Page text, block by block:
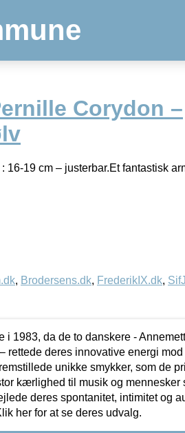
Corydon –
19 cm – justerbar.Et fantastisk
, Brodersens.dk, FrederikIX.dk,
i 1983, da de to danskere -
rettede deres innovative energi mod
unikke smykker, som de
kærlighed til musik og mennesker
deres spontanitet, intimitet og
her for at se deres udvalg.